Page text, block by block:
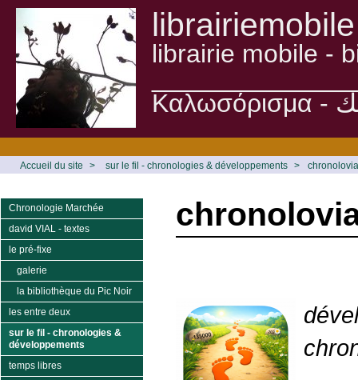
librairiemobile
librairie mobile -
Accueil du site > sur le fil - chronologies & développements >
Chronologie Marchée
david VIAL - textes
le pré-fixe
galerie
la bibliothèque du Pic Noir
les entre deux
sur le fil - chronologies &
développements
temps libres